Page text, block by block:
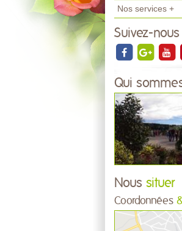
Nos services +
Suivez-nous
Qui
Nous situer
Coordonnées